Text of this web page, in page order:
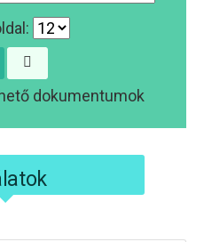
dokumentumok